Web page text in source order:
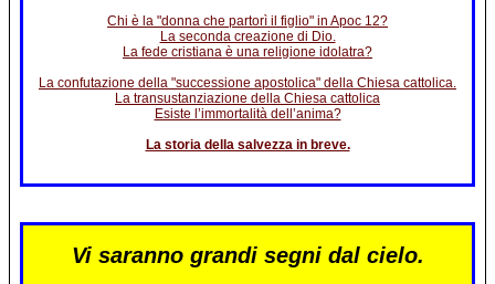
Chi è la "donna che partorì il figlio" in Apoc 12?
La seconda creazione di Dio.
La fede cristiana è una religione idolatra?
La confutazione della "successione apostolica" della Chiesa cattolica.
La transustanziazione della Chiesa cattolica
Esiste l’immortalità dell’anima?
La storia della salvezza in breve.
Vi saranno grandi segni dal cielo.